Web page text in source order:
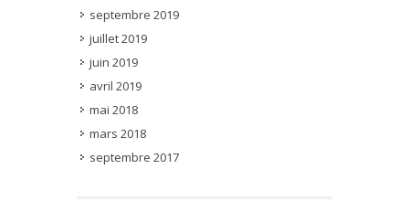
septembre 2019
juillet 2019
juin 2019
avril 2019
mai 2018
mars 2018
septembre 2017